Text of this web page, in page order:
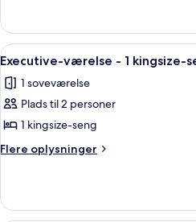
1
kingsize-
seng
med
sovesofa
værelse
1
seng
med
Indlæs
alle
billeder
af
Executive-
værelse
kingsize-
seng
4
Executive-værelse - 1 kingsize-
1 soveværelse
Plads til 2 personer
1 kingsize-seng
Flere oplysninger
Flere
værelse